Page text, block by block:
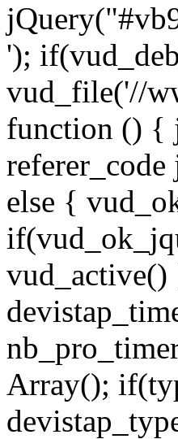
');
vud_file('//
function () {
else {
Array();